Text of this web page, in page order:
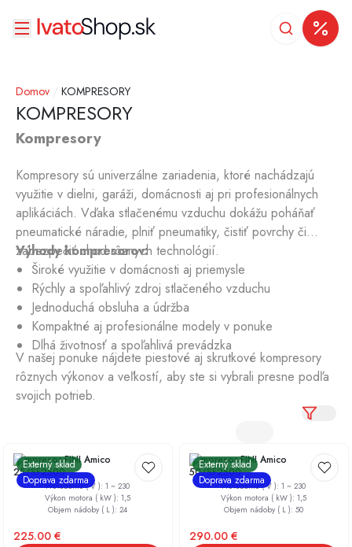
Domov KOMPRESORY
KOMPRESORY
Kompresory
Kompresory sú univerzálne zariadenia, ktoré nachádzajú
využitie v dielni, garáži, domácnosti aj pri profesionálnych
aplikáciách. Vďaka stlačenému vzduchu dokážu poháňať
pneumatické náradie, plniť pneumatiky, čistiť povrchy či
zabezpečiť chod rôznych technológií.
Výhody kompresorov:
Široké využitie v domácnosti aj priemysle
Rýchly a spoľahlivý zdroj stlačeného vzduchu
Jednoduchá obsluha a údržba
Kompaktné aj profesionálne modely v ponuke
Dlhá životnosť a spoľahlivá prevádzka
V našej ponuke nájdete piestové aj skrutkové kompresory
rôznych výkonov a veľkostí, aby ste si vybrali presne podľa
svojich potrieb.
Externý sklad
Doprava zdarma
Kompresor FINI Amico
25/SF2500
Prevedenie ( V ):1 ~ 230
Výkon motora ( kW ):1,5
Objem nádoby ( L ):24
225.00 €
Externý sklad
Doprava zdarma
Kompresor FINI Amico
50/SF2500
Prevedenie ( V ):1 ~ 230
Výkon motora ( kW ):1,5
Objem nádoby ( L ):50
290.00€